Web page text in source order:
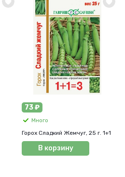
73 ₽
Много
Горох Сладкий Жемчуг, 25 г. 1+1
В корзину